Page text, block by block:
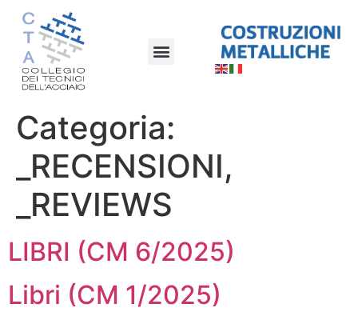
Categoria:
_RECENSIONI,
_REVIEWS
LIBRI (CM 6/2025)
Libri (CM 1/2025)